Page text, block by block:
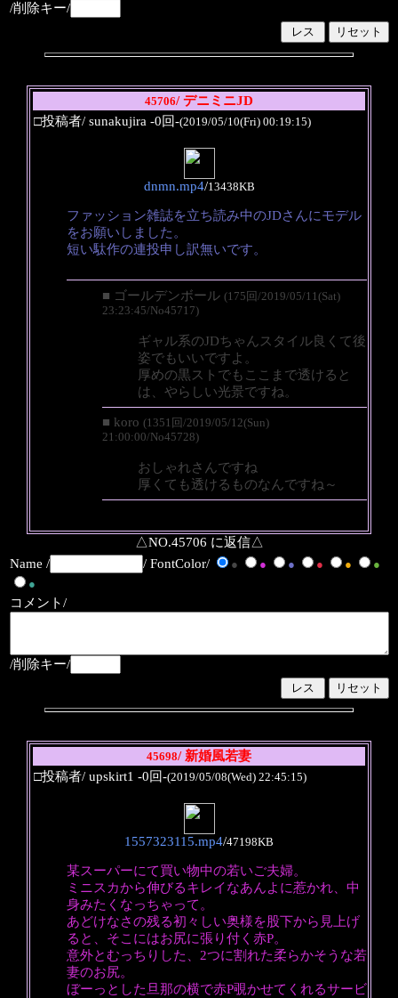
/削除キー/
45706/ デニミニJD
□投稿者/ sunakujira -0回-(2019/05/10(Fri) 00:19:15)
dnmn.mp4/13438KB
ファッション雑誌を立ち読み中のJDさんにモデル
をお願いしました。
短い駄作の連投申し訳無いです。
■ ゴールデンボール (175回/2019/05/11(Sat)
23:23:45/No45717)
ギャル系のJDちゃんスタイル良くて後
姿でもいいですよ。
厚めの黒ストでもここまで透けると
は、やらしい光景ですね。
■ koro (1351回/2019/05/12(Sun)
21:00:00/No45728)
おしゃれさんですね
厚くても透けるものなんですね～
△NO.45706 に返信△
Name /
/ FontColor/ ● ● ● ● ●
●
●
コメント/
/削除キー/
45698/ 新婚風若妻
□投稿者/ upskirt1 -0回-(2019/05/08(Wed) 22:45:15)
1557323115.mp4/47198KB
某スーパーにて買い物中の若いご夫婦。
ミニスカから伸びるキレイなあんよに惹かれ、中
身みたくなっちゃって。
あどけなさの残る初々しい奥様を股下から見上げ
ると、そこにはお尻に張り付く赤P。
意外とむっちりした、2つに割れた柔らかそうな若
妻のお尻。
ぼーっとした旦那の横で赤P覗かせてくれるサービ